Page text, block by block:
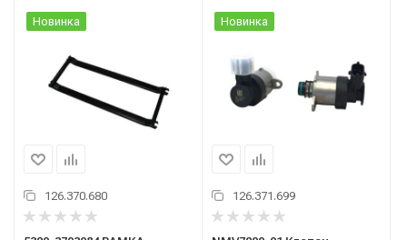
Новинка
126.370.680
Новинка
126.371.699